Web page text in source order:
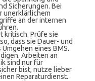
Sicherungen. Bei
unerklärlichem
an der internen
kritisch. Prüfe sie
dass sie Dauer- und
eines BMS.
Arbeiten an
sind nur für
bist, nutze lieber
Reparaturdienst.